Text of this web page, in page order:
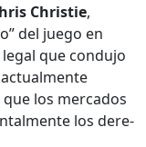
Christie,
del juego en
que con­du­jo
actual­mente
los mer­ca­dos
los dere­